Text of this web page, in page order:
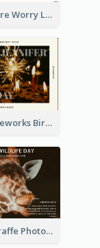
Beach More Worry Less Postcard
Brown Fireworks Birthday Postcard
Brown Giraffe Photo World Wildlife Day Post Card